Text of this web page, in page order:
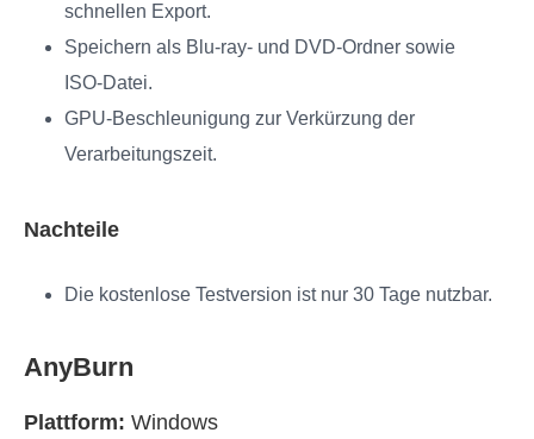
schnellen Export.
Speichern als Blu-ray- und DVD-Ordner sowie
ISO-Datei.
GPU-Beschleunigung zur Verkürzung der
Verarbeitungszeit.
Nachteile
Die kostenlose Testversion ist nur 30 Tage nutzbar.
AnyBurn
Plattform: Windows